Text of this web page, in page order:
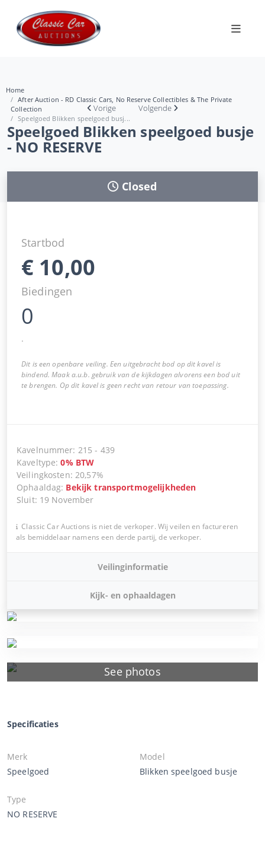
Home
After Auction - RD Classic Cars, No Reserve Collectibles & The Private
Collection
Speelgoed Blikken speelgoed busj...
Vorige Volgende
Speelgoed Blikken speelgoed busje
- NO RESERVE
See photos
Closed
Startbod
€ 10,00
Biedingen
0
.
Dit is een openbare veiling. Een uitgebracht bod op dit kavel is
bindend. Maak a.u.b. gebruik van de kijkdagen alvorens een bod uit
te brengen. Op dit kavel is geen recht van retour van toepassing.
Kavelnummer: 215 - 439
Kaveltype:0% BTW
Veilingkosten:20,57%
Ophaaldag: Bekijk transportmogelijkheden
Sluit: 19 November
Classic Car Auctions is niet de verkoper. Wij veilen en factureren
als bemiddelaar namens een derde partij, de verkoper.
Veilinginformatie
Kijk- en ophaaldagen
Specificaties
Merk
Speelgoed
Model
Blikken speelgoed busje
Type
NO RESERVE